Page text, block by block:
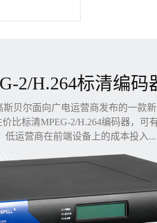
2/H.264标清编码
斯贝尔面向广电运营商发布的一款
比标清MPEG-2/H.264编码器，可
低运营商在前端设备上的成本投入...